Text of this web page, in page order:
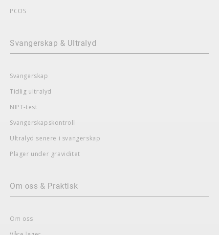
PCOS
Svangerskap & Ultralyd
Svangerskap
Tidlig ultralyd
NIPT-test
Svangerskapskontroll
Ultralyd senere i svangerskap
Plager under graviditet
Om oss & Praktisk
Om oss